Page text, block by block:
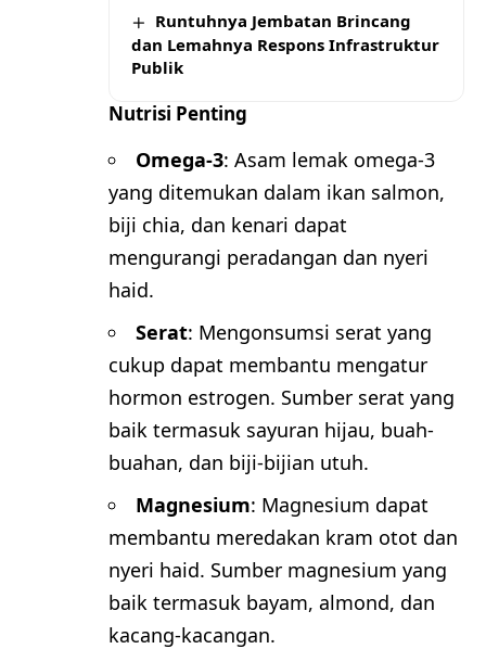
Runtuhnya Jembatan Brincang
dan Lemahnya Respons Infrastruktur
Publik
Nutrisi Penting
Omega-3: Asam lemak omega-3
yang ditemukan dalam ikan salmon,
biji chia, dan kenari dapat
mengurangi peradangan dan nyeri
haid.
Serat: Mengonsumsi serat yang
cukup dapat membantu mengatur
hormon estrogen. Sumber serat yang
baik termasuk sayuran hijau, buah-
buahan, dan biji-bijian utuh.
Magnesium: Magnesium dapat
membantu meredakan kram otot dan
nyeri haid. Sumber magnesium yang
baik termasuk bayam, almond, dan
kacang-kacangan.